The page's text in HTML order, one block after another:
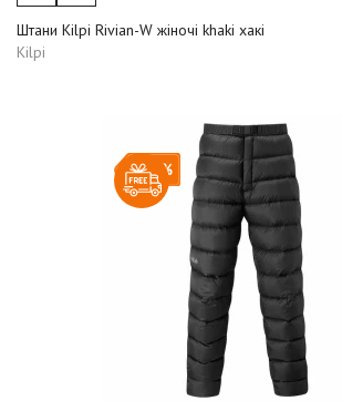
Штани Kilpi Rivian-W жіночі khaki хакі
Kilpi
-20%